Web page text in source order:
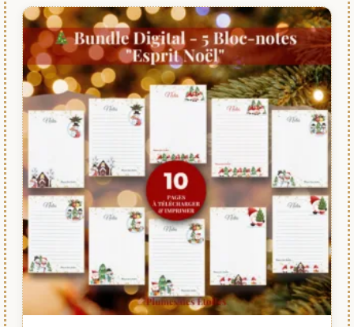
Le
prix
initial
était :
12,50 €.
Le
prix
actuel
est :
10,00 €.